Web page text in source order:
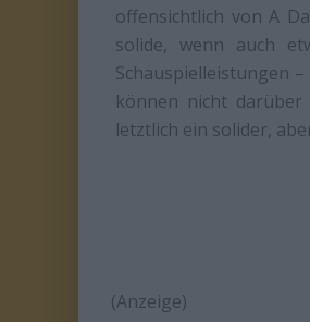
offensichtlich von A
solide, wenn auch
Schauspielleistungen
können nicht darüber
letztlich ein solider,
(Anzeige)